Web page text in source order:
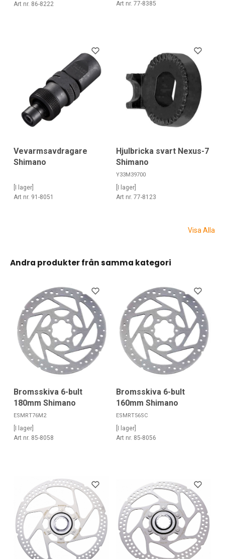
Art nr. 86-8222 Art nr. 77-8385
Vevarmsavdragare
Shimano
[I lager]
Art nr. 91-8051
Hjulbricka svart Nexus-7
Shimano
Y33M39700
[I lager]
Art nr. 77-8123
Visa Alla
Andra produkter från samma kategori
Bromsskiva 6-bult
180mm Shimano
ESMRT76M2
[I lager]
Art nr. 85-8058
Bromsskiva 6-bult
160mm Shimano
ESMRT56SC
[I lager]
Art nr. 85-8056